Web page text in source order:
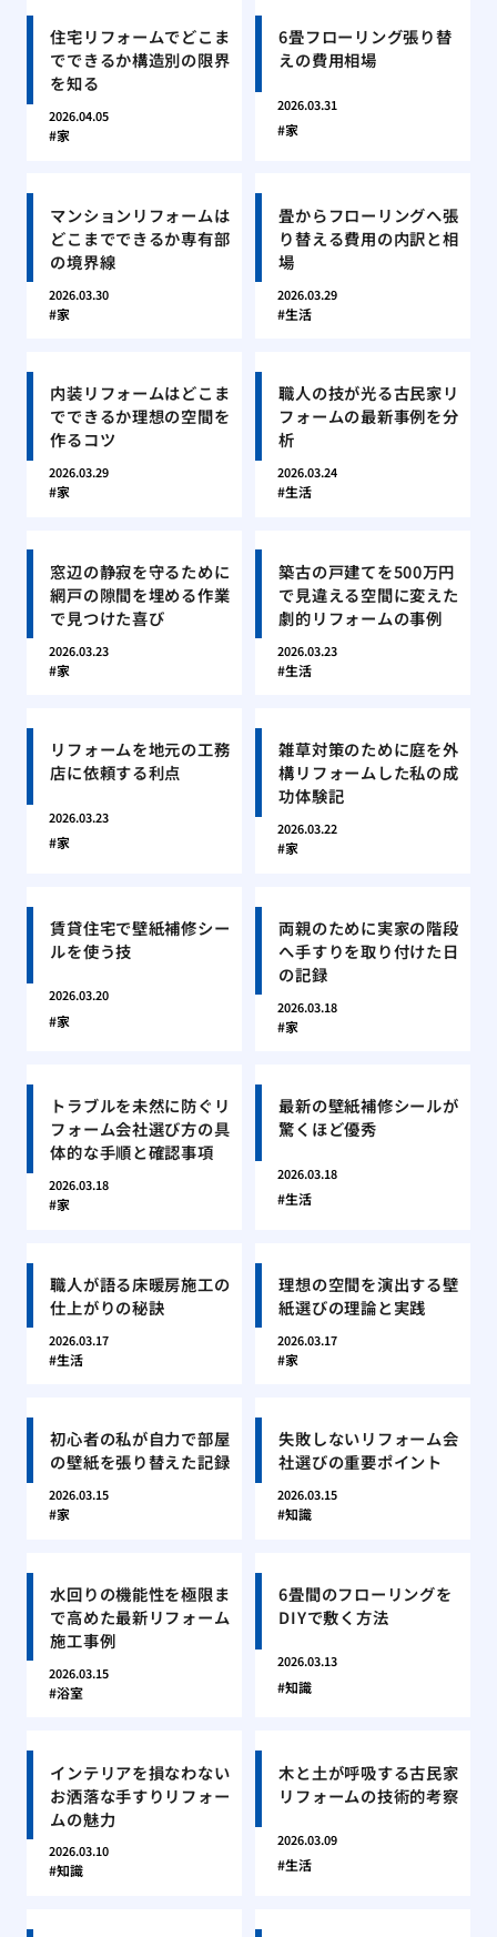
住宅リフォームでどこま
でできるか構造別の限界
を知る
2026.04.05
家
6畳フローリング張り替
えの費用相場
2026.03.31
家
マンションリフォームは
どこまでできるか専有部
の境界線
2026.03.30
家
畳からフローリングへ張
り替える費用の内訳と相
場
2026.03.29
生活
内装リフォームはどこま
でできるか理想の空間を
作るコツ
2026.03.29
家
職人の技が光る古民家リ
フォームの最新事例を分
析
2026.03.24
生活
窓辺の静寂を守るために
網戸の隙間を埋める作業
で見つけた喜び
2026.03.23
家
築古の戸建てを500万円
で見違える空間に変えた
劇的リフォームの事例
2026.03.23
生活
リフォームを地元の工務
店に依頼する利点
2026.03.23
家
雑草対策のために庭を外
構リフォームした私の成
功体験記
2026.03.22
家
賃貸住宅で壁紙補修シー
ルを使う技
2026.03.20
家
両親のために実家の階段
へ手すりを取り付けた日
の記録
2026.03.18
家
トラブルを未然に防ぐリ
フォーム会社選び方の具
体的な手順と確認事項
2026.03.18
家
最新の壁紙補修シールが
驚くほど優秀
2026.03.18
生活
職人が語る床暖房施工の
仕上がりの秘訣
2026.03.17
生活
理想の空間を演出する壁
紙選びの理論と実践
2026.03.17
家
初心者の私が自力で部屋
の壁紙を張り替えた記録
2026.03.15
家
失敗しないリフォーム会
社選びの重要ポイント
2026.03.15
知識
水回りの機能性を極限ま
で高めた最新リフォーム
施工事例
2026.03.15
浴室
6畳間のフローリングを
DIYで敷く方法
2026.03.13
知識
インテリアを損なわない
お洒落な手すりリフォー
ムの魅力
2026.03.10
知識
木と土が呼吸する古民家
リフォームの技術的考察
2026.03.09
生活